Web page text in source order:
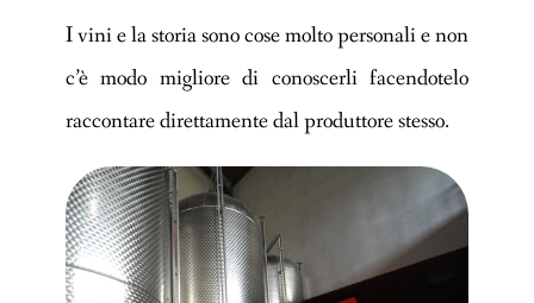
I vini e la storia sono cose molto personali e non
c’è modo migliore di conoscerli facendotelo
raccontare direttamente dal produttore stesso.